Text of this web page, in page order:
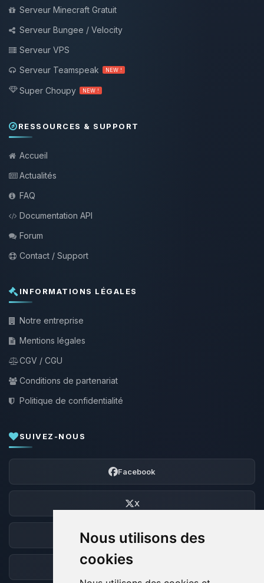
Nous utilisons des
cookies
Serveur Minecraft Gratuit
Serveur Bungee / Velocity
Serveur VPS
Serveur Teamspeak
NEW !
Super Choupy NEW !
RESSOURCES & SUPPORT
Accueil
Actualités
FAQ
Documentation API
Forum
Contact / Support
INFORMATIONS LÉGALES
Notre entreprise
Mentions légales
CGV / CGU
Conditions de partenariat
Politique de confidentialité
SUIVEZ-NOUS
Facebook
X
Discord
Forum